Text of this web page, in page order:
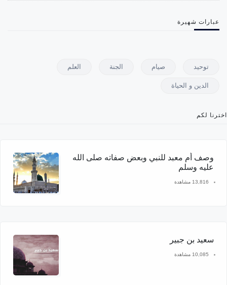
عبارات شهيرة
توحيد صيام الجنة العلم
الدين و الحياة
اخترنا لكم
وصف أم معبد للنبي وبعض صفاته صلى الله
عليه وسلم
13,816 مشاهدة
سعيد بن جبير
10,085 مشاهدة